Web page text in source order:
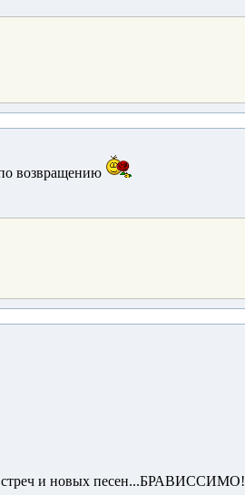
возвращению
и новых песен...БРАВИССИМО!